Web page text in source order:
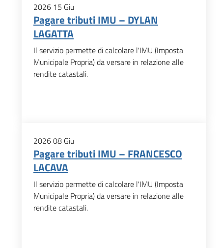
2026 15 Giu
Pagare tributi IMU – DYLAN
LAGATTA
Il servizio permette di calcolare l'IMU (Imposta
Municipale Propria) da versare in relazione alle
rendite catastali.
202608 Giu
Pagare tributi IMU – FRANCESCO
LACAVA
Il servizio permette di calcolare l'IMU (Imposta
Municipale Propria) da versare in relazione alle
rendite catastali.